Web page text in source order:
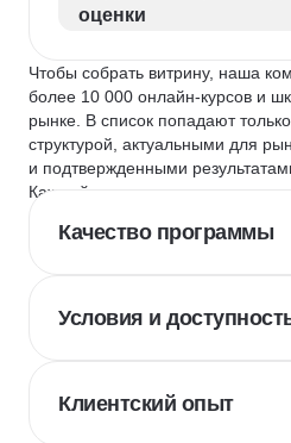
оценки
Чтобы собрать витрину, наша
более 10 000 онлайн-курсов и
рынке. В список попадают
структурой, актуальными для
и подтвержденными
Каждый курс и школу мы
Качество программы
Условия и
Клиентский опыт